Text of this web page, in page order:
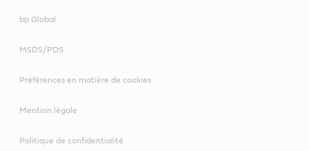
bp Global
MSDS/PDS
Préférences en matière de cookies
Mention légale
Politique de confidentialité